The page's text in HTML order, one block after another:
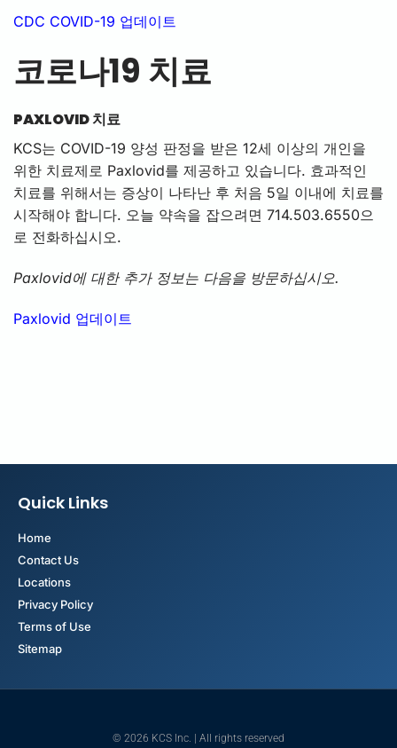
CDC COVID-19 업데이트
코로나19 치료
PAXLOVID 치료
KCS는 COVID-19 양성 판정을 받은 12세 이상의 개인을
위한 치료제로 Paxlovid를 제공하고 있습니다. 효과적인
치료를 위해서는 증상이 나타난 후 처음 5일 이내에 치료를
시작해야 합니다. 오늘 약속을 잡으려면 714.503.6550으
로 전화하십시오.
Paxlovid에 대한 추가 정보는 다음을 방문하십시오.
Paxlovid 업데이트
Quick Links
Home
Contact Us
Locations
Privacy Policy
Terms of Use
Sitemap
© 2026 KCS Inc. | All rights reserved